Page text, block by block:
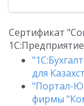
Сертификат
для
"Портал-
фирмы